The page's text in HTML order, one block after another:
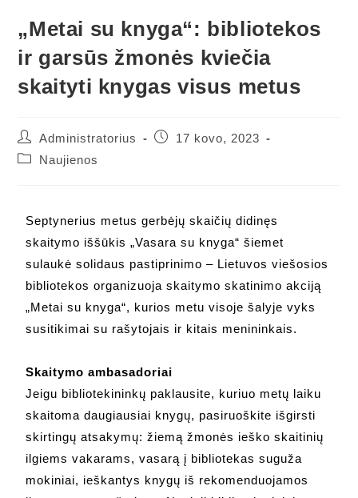
„Metai su knyga“: bibliotekos
ir garsūs žmonės kviečia
skaityti knygas visus metus
Administratorius
17 kovo, 2023
Naujienos
Septynerius metus gerbėjų skaičių didinęs
skaitymo iššūkis „Vasara su knyga“ šiemet
sulaukė solidaus pastiprinimo – Lietuvos viešosios
bibliotekos organizuoja skaitymo skatinimo akciją
„Metai su knyga“, kurios metu visoje šalyje vyks
susitikimai su rašytojais ir kitais menininkais.
Skaitymo ambasadoriai
Jeigu bibliotekininkų paklausite, kuriuo metų laiku
skaitoma daugiausiai knygų, pasiruoškite išgirsti
skirtingų atsakymų: žiemą žmonės ieško skaitinių
ilgiems vakarams, vasarą į bibliotekas suguža
mokiniai, ieškantys knygų iš rekomenduojamos